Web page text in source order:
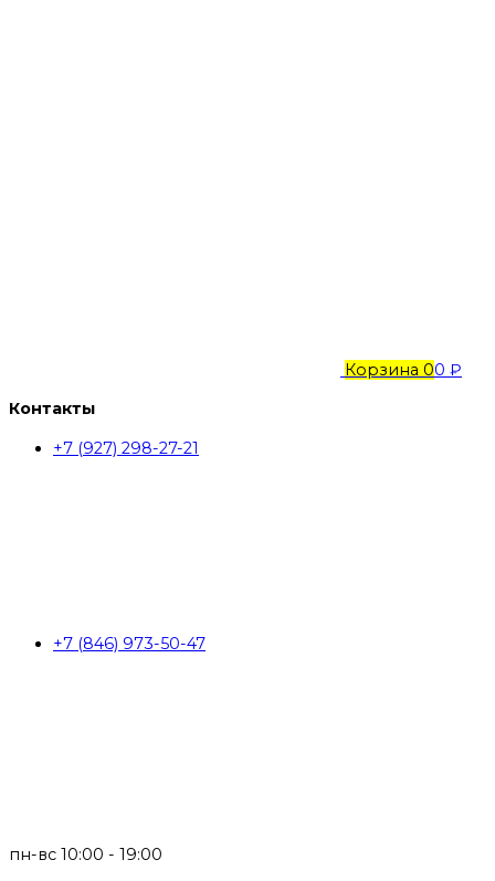
Корзина 00 ₽
Контакты
+7 (927) 298-27-21
+7 (846) 973-50-47
пн-вс 10:00 - 19:00